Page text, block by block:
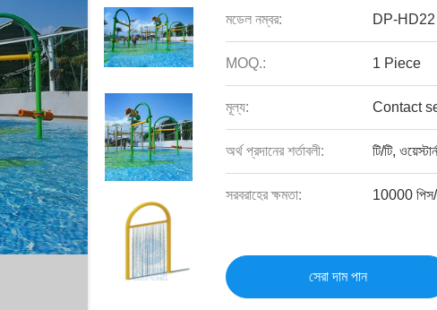
মডেল নম্বর: DP-HD22
MOQ.: 1 Piece
মূল্য: Contact
অর্থ প্রদানের শর্তাবলী: টি/টি,
সরবরাহের ক্ষমতা: 10000 পিস/
সেরা দাম পান